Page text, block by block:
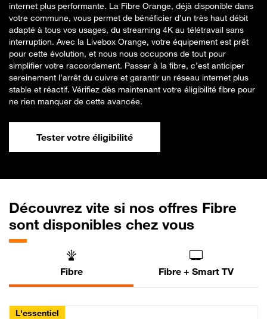
internet plus performante. La Fibre Orange, déjà disponible dans
votre commune, vous permet de bénéficier d’un très haut débit
adapté à tous vos usages, du streaming 4K au télétravail sans
interruption. Avec la Livebox Orange, votre équipement est prêt
pour cette évolution, et nous nous occupons de tout pour
simplifier votre raccordement. Passer à la fibre, c’est anticiper
sereinement l’arrêt du cuivre et garantir un réseau internet plus
stable et réactif. Vérifiez dès maintenant votre éligibilité fibre pour
ne rien manquer de cette avancée.
Tester votre éligibilité
Découvrez vite si nos offres Fibre
sont disponibles chez vous
Fibre Fibre + Smart TV
L'essentiel